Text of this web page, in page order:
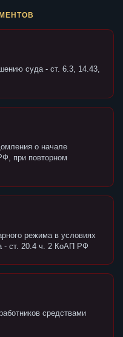
суда - ст. 6.3, 14.43,
о начале
при повторном
режима в условиях
- ст. 20.4 ч. 2 КоАП РФ
средствами